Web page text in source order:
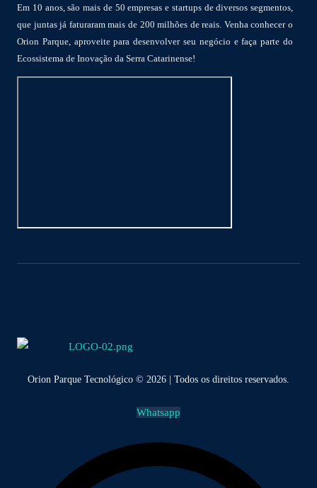
Em 10 anos, são mais de 50 empresas e startups de diversos segmentos,
que juntas já faturaram mais de 200 milhões de reais. Venha conhecer o
Orion Parque, aproveite para desenvolver seu negócio e faça parte do
Ecossistema de Inovação da Serra Catarinense!
Orion Parque Tecnológico © 2026 | Todos os direitos reservados.
Whatsapp